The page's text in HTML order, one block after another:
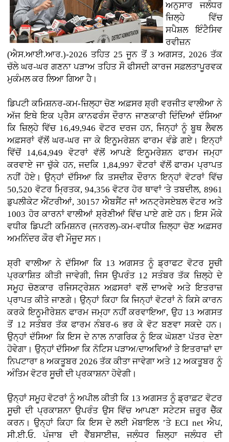
ਅਨੁਸਾਰ ਜਲੰਧਰ
ਜ਼ਿਲ੍ਹੇ ਵਿੱਚ
ਸਪੈਸ਼ਲ ਇੰਟੈਸਿਵ
ਰਵੀਜ਼ਨ
(ਐਸ.ਆਈ.ਆਰ.)-2026 ਤਹਿਤ 25 ਜੂਨ ਤੋਂ 3 ਅਗਸਤ, 2026 ਤੱਕ
ਚੱਲੇ ਘਰ-ਘਰ ਗਣਨਾ ਪੜਾਅ ਤਹਿਤ ਸੌ ਫੀਸਦੀ ਕਾਰਜ ਸਫ਼ਲਤਾਪੂਰਵਕ
ਮੁਕੰਮਲ ਕਰ ਲਿਆ ਗਿਆ ਹੈ।
ਡਿਪਟੀ ਕਮਿਸ਼ਨਰ-ਕਮ-ਜ਼ਿਲ੍ਹਾ ਚੋਣ ਅਫ਼ਸਰ ਸ਼੍ਰੀ ਵਰਜੀਤ ਵਾਲੀਆ ਨੇ
ਅੱਜ ਇਥੇ ਇਕ ਪ੍ਰੈਸ ਕਾਨਫਰੰਸ ਦੌਰਾਨ ਜਾਣਕਾਰੀ ਦਿੰਦਿਆਂ ਦੱਸਿਆ
ਕਿ ਜ਼ਿਲ੍ਹੇ ਵਿੱਚ 16,49,946 ਵੋਟਰ ਦਰਜ ਹਨ, ਜਿਨ੍ਹਾਂ ਨੂੰ ਬੂਥ ਲੈਵਲ
ਅਫ਼ਸਰਾਂ ਵੱਲੋਂ ਘਰ-ਘਰ ਜਾ ਕੇ ਇਨੂਮਰੇਸ਼ਨ ਫਾਰਮ ਵੰਡੇ ਗਏ। ਇਨ੍ਹਾਂ
ਵਿੱਚੋਂ 14,64,949 ਵੋਟਰਾਂ ਵੱਲੋਂ ਆਪਣੇ ਇਨੂਮਰੇਸ਼ਨ ਫਾਰਮ ਜਮ੍ਹਾ
ਕਰਵਾਏ ਜਾ ਚੁੱਕੇ ਹਨ, ਜਦਕਿ 1,84,997 ਵੋਟਰਾਂ ਵੱਲੋਂ ਫਾਰਮ ਪ੍ਰਾਪਤ
ਨਹੀਂ ਹੋਏ। ਉਨ੍ਹਾਂ ਦੱਸਿਆ ਕਿ ਤਸਦੀਕ ਦੌਰਾਨ ਇਨ੍ਹਾਂ ਵੋਟਰਾਂ ਵਿੱਚ
50,520 ਵੋਟਰ ਮ੍ਰਿਤਕ, 94,356 ਵੋਟਰ ਹੋਰ ਥਾਵਾਂ 'ਤੇ ਤਬਦੀਲ, 8961
ਡੁਪਲੀਕੇਟ ਐਂਟਰੀਆਂ, 30157 ਐਬਸੈਂਟ ਜਾਂ ਅਨਟ੍ਰੇਸਏਬਲ ਵੋਟਰ ਅਤੇ
1003 ਹੋਰ ਕਾਰਨਾਂ ਵਾਲੀਆਂ ਸ਼੍ਰੇਣੀਆਂ ਵਿੱਚ ਪਾਏ ਗਏ ਹਨ। ਇਸ ਮੌਕੇ
ਵਧੀਕ ਡਿਪਟੀ ਕਮਿਸ਼ਨਰ (ਜਨਰਲ)-ਕਮ-ਵਧੀਕ ਜ਼ਿਲ੍ਹਾ ਚੋਣ ਅਫ਼ਸਰ
ਅਮਨਿੰਦਰ ਕੌਰ ਵੀ ਮੌਜੂਦ ਸਨ।
ਸ਼੍ਰੀ ਵਾਲੀਆ ਨੇ ਦੱਸਿਆ ਕਿ 13 ਅਗਸਤ ਨੂੰ ਡ੍ਰਾਫਟ ਵੋਟਰ ਸੂਚੀ
ਪ੍ਰਕਾਸ਼ਿਤ ਕੀਤੀ ਜਾਵੇਗੀ, ਜਿਸ ਉਪਰੰਤ 12 ਸਤੰਬਰ ਤੱਕ ਜ਼ਿਲ੍ਹੇ ਦੇ
ਸਮੂਹ ਚੋਣਕਾਰ ਰਜਿਸਟ੍ਰੇਸ਼ਨ ਅਫ਼ਸਰਾਂ ਵਲੋਂ ਦਾਅਵੇ ਅਤੇ ਇਤਰਾਜ਼
ਪ੍ਰਾਪਤ ਕੀਤੇ ਜਾਣਗੇ। ਉਨ੍ਹਾਂ ਕਿਹਾ ਕਿ ਜਿਨ੍ਹਾਂ ਵੋਟਰਾਂ ਨੇ ਕਿਸੇ ਕਾਰਨ
ਕਰਕੇ ਇਨੂਮੀਰੇਸ਼ਨ ਫਾਰਮ ਜਮ੍ਹਾ ਨਹੀਂ ਕਰਵਾਇਆ, ਉਹ 13 ਅਗਸਤ
ਤੋਂ 12 ਸਤੰਬਰ ਤੱਕ ਫਾਰਮ ਨੰਬਰ-6 ਭਰ ਕੇ ਵੋਟ ਬਣਵਾ ਸਕਦੇ ਹਨ।
ਉਨ੍ਹਾਂ ਦੱਸਿਆ ਕਿ ਇਸ ਦੇ ਨਾਲ ਨਾਗਰਿਕ ਨੂੰ ਇਕ ਘੋਸ਼ਣਾ ਪੱਤਰ ਦੇਣਾ
ਹੋਵੇਗਾ। ਉਨ੍ਹਾਂ ਦੱਸਿਆ ਕਿ ਨੋਟਿਸ ਪੜਾਅ/ਦਾਅਵਿਆਂ ਤੇ ਇਤਰਾਜ਼ਾਂ ਦਾ
ਨਿਪਟਾਰਾ 8 ਅਕਤੂਬਰ 2026 ਤੱਕ ਕੀਤਾ ਜਾਵੇਗਾ ਅਤੇ 12 ਅਕਤੂਬਰ ਨੂੰ
ਅੰਤਿਮ ਵੋਟਰ ਸੂਚੀ ਦੀ ਪ੍ਰਕਾਸ਼ਨਾ ਹੋਵੇਗੀ।
ਉਨ੍ਹਾਂ ਸਮੂਹ ਵੋਟਰਾਂ ਨੂੰ ਅਪੀਲ ਕੀਤੀ ਕਿ 13 ਅਗਸਤ ਨੂੰ ਡ੍ਰਾਫ਼ਟ ਵੋਟਰ
ਸੂਚੀ ਦੀ ਪ੍ਰਕਾਸ਼ਨਾ ਉਪਰੰਤ ਉਸ ਵਿੱਚ ਆਪਣਾ ਸਟੇਟਸ ਜ਼ਰੂਰ ਚੈੱਕ
ਕਰਨ। ਉਨ੍ਹਾਂ ਕਿਹਾ ਕਿ ਇਸ ਦੇ ਲਈ ਮੋਬਾਇਲ ’ਤੇ ECI net ਐਪ,
ਸੀ.ਈ.ਓ. ਪੰਜਾਬ ਦੀ ਵੈੱਬਸਾਈਜ਼, ਜਲੰਧਰ ਜ਼ਿਲ੍ਹਾ ਜਲੰਧਰ ਦੀ